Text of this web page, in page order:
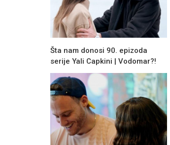
Šta nam donosi 90. epizoda
serije Yali Capkini | Vodomar?!